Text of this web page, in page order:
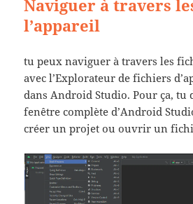
Naviguer à travers
l’appareil
tu peux naviguer à travers les
avec l’Explorateur de fichiers
dans Android Studio. Pour ça, tu
fenêtre complète d’Android
créer un projet ou ouvrir un